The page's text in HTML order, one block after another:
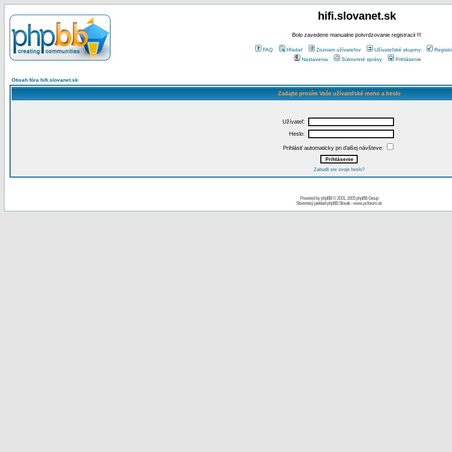
hifi.slovanet.sk
Bolo zavedene manualne potvrdzovanie registracii !!!
FAQ Hľadať Zoznam užívateľov Užívateľské skupiny
Nastavenia
Súkromné správy Prihlásenie
Obsah fóra hifi.slovanet.sk
Zadajte prosím Vaše užívateľské meno a heslo
Užívateľ:
Heslo:
Prihlásiť automaticky pri ďalšej návšteve:
Zabudli ste svoje heslo?
Powered byphpBB© 2001, 2005 phpBB Group
Slovenský preklad phpBB Slovak-www.pcforum.sk